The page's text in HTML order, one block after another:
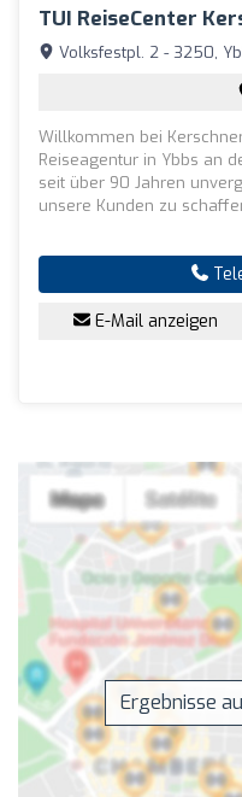
TUI ReiseCenter
Volksfestpl. 2 - 3250,
Willkommen bei
Reiseagentur in Ybbs an
seit über 90 Jahren
unsere Kunden zu
E-Mail anzeigen
Ergebnisse